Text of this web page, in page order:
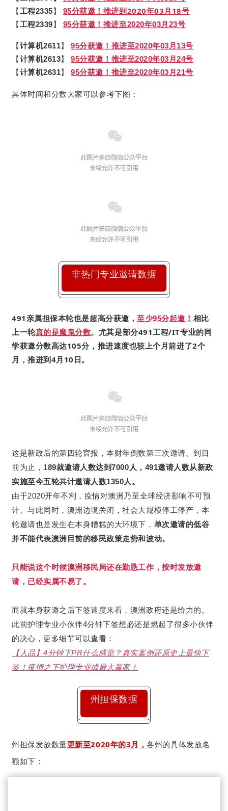
【工程2335】 95分获邀！ 推进到2020年03月18号
【工程2339】 95分获邀！推进至2020年03月23号
【计算机2611】95分获邀！ 推进至2020年03月13号
【计算机2613】95分获邀！ 推进至2020年03月24号
【计算机2631】 95分获邀！ 推进至2020年03月21号
具体时间和分数大家可以参考下图：
非热门专业邀请数据
491亲属担保本轮也是超高分获邀，至少95分起邀！ 相比
上一轮真的是魔鬼分数。 尤其是部分491工程/IT专业的同
学获邀分数高达105分，推进速度也较上个月前进了2个
月，推进到4月10日。
这是新政后的第四轮官报，本财年倒数第三次邀请。到目
前为止，189就邀请人数达到7000人，491邀请人数从新政
实施至今五轮共计邀请人数1350人。
由于2020开年不利，疫情对澳洲乃至全球经济影响不可预
计。与此同时，澳洲边境关闭，社会大规模停工停产，本
轮邀请也是发生在本身糟糕的大环境下， 单次邀请的低谷
并不能代表澳洲目前的移民政策走势和波动。
只能说这个时候澳洲移民局还在勤恳工作，按时发放邀
请，已经实属不易了。
而就本身获邀之后下签速度来看，澳洲政府还是给力的。
此前护理专业小伙伴4分钟下签想必还是燃起了很多小伙伴
的决心，更多细节可以查看：
【人品】4分钟下PR什么感觉？真实案例还原史上最快下
签！疫情之下护理专业成最大赢家！
州担保数据
州担保发放数量更新至2020年的3月，各州的具体发放名
额如下：